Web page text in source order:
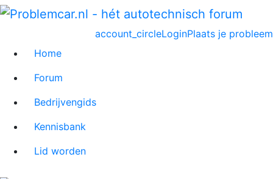
Plaats je probleem
account_circleLogin
Home
Forum
Bedrijvengids
Kennisbank
Lid worden